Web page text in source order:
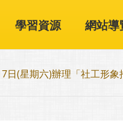
學習資源 網站導
(星期六)辦理「社工形象